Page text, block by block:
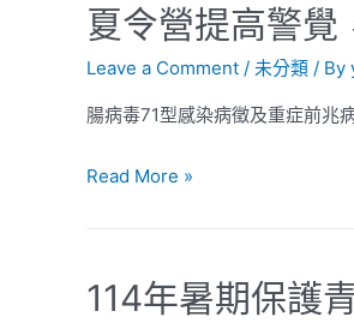
夏令營提高警覺
Leave a Comment / 未分類 / By
腸病毒71型感染病徵及重症前兆
Read More »
114年暑期保護